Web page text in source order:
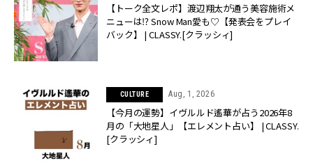
【トーク全文レポ】渡辺翔太が通う美容施術メ
ニューは⁉︎ Snow Man愛も♡【発表会をプレイ
バック】 | CLASSY.[クラッシィ]
CULTURE Aug, 1, 2026
【今月の運勢】イヴルルド遙華が占う2026年8
月の「大地星人」【エレメント占い】 | CLASSY.
[クラッシィ]